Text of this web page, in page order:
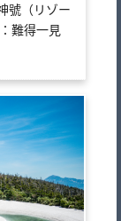
號（リゾー
難得一見